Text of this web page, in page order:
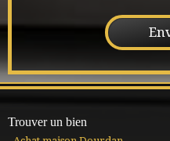
Trouver un bien